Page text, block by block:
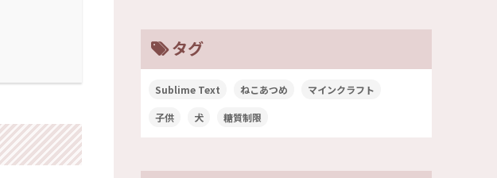
タグ
Sublime Text ねこあつめ マインクラフト
子供 犬 糖質制限